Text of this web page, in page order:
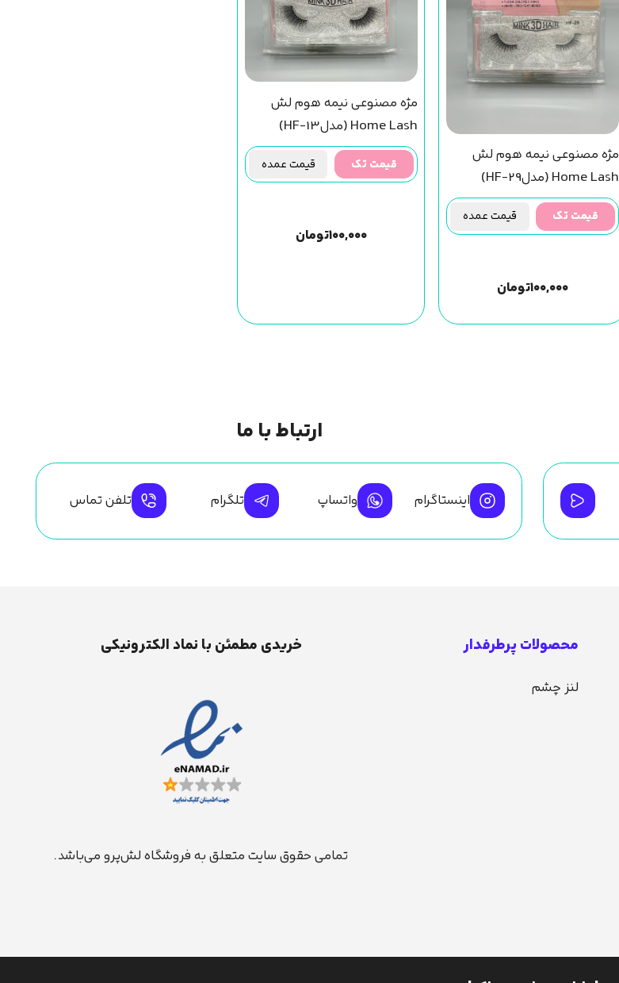
مژه مصنوعی نیمه هوم لش
Home Lash (مدلHF-29)
قیمت تک قیمت عمده
۱۰۰,۰۰۰تومان
مژه مصنوعی نیمه هوم لش
Home Lash (مدلHF-13)
قیمت تک قیمت عمده
۱۰۰,۰۰۰تومان
ارتباط با ما
اینستاگرام واتساپ تلگرام تلفن تماس
محصولات پرطرفدار
لنز چشم
خریدی مطمئن با نماد الکترونیکی
تمامی حقوق سایت متعلق به فروشگاه لش‌پرو می‌باشد.